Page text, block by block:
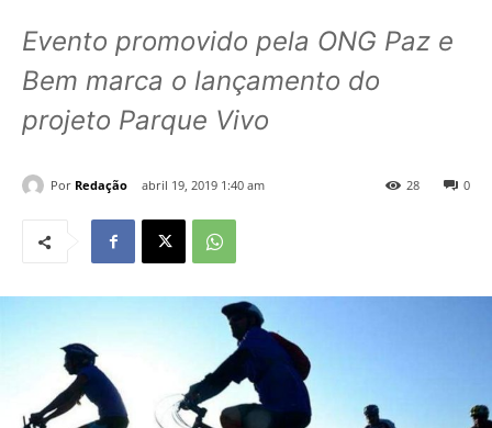
Evento promovido pela ONG Paz e
Bem marca o lançamento do
projeto Parque Vivo
Por Redação abril 19, 2019 1:40 am 0
28